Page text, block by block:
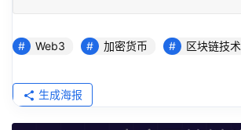
Web3 加密货币 区块链技术
生成海报